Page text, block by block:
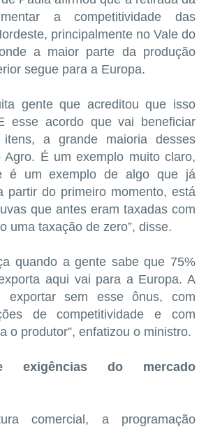
a competitividade das
principalmente no Vale do
a maior parte da produção
segue para a Europa.
gente que acreditou que isso
esse acordo que vai beneficiar
a grande maioria desses
Agro. É um exemplo muito claro,
é um exemplo de algo que já
partir do primeiro momento, está
que antes eram taxadas com
uma taxação de zero”, disse.
quando a gente sabe que 75%
aqui vai para a Europa. A
exportar sem esse ônus, com
de competitividade e com
o produtor”, enfatizou o ministro.
exigências do mercado
comercial, a programação